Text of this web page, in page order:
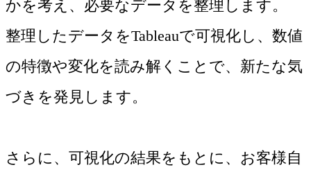
かを考え、必要なデータを整理します。
整理したデータをTableauで可視化し、数値
の特徴や変化を読み解くことで、新たな気
づきを発見します。
さらに、可視化の結果をもとに、お客様自